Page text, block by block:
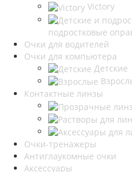
Victory
подростковые
Очки для водителей
Очки для компьютера
Детские
Контактные линзы
Очки-тренажеры
Антиглаукомные очки
Аксессуары